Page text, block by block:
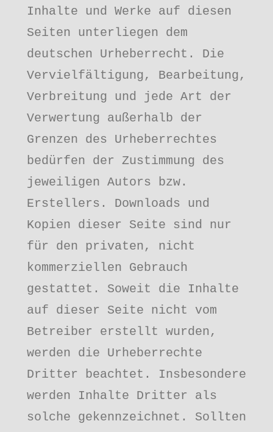
Inhalte und Werke auf diesen
Seiten unterliegen dem
deutschen Urheberrecht. Die
Vervielfältigung, Bearbeitung,
Verbreitung und jede Art der
Verwertung außerhalb der
Grenzen des Urheberrechtes
bedürfen der Zustimmung des
jeweiligen Autors bzw.
Erstellers. Downloads und
Kopien dieser Seite sind nur
für den privaten, nicht
kommerziellen Gebrauch
gestattet. Soweit die Inhalte
auf dieser Seite nicht vom
Betreiber erstellt wurden,
werden die Urheberrechte
Dritter beachtet. Insbesondere
werden Inhalte Dritter als
solche gekennzeichnet. Sollten